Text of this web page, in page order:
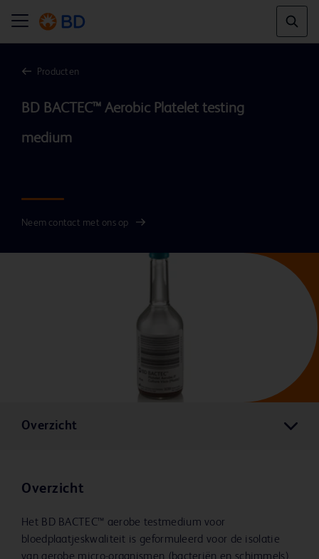
Producten
BD BACTEC™ Aerobic Platelet testing
medium
Neem contact met ons op
Overzicht
Overzicht
Het BD BACTEC™ aerobe testmedium voor
bloedplaatjeskwaliteit is geformuleerd voor de isolatie